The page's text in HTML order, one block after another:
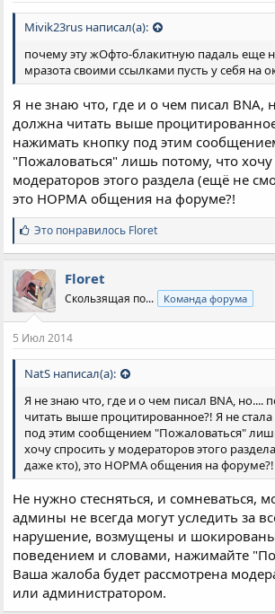
Mivik23rus написал(а):
почему эту жОфто-блакитную падаль еще
мразота своими ссылками пусть у себя на
Я не знаю что, где и о чем писал BNA,
должна читать выше
нажимать кнопку под этим
"Пожаловаться" лишь потому, что хочу
модераторов этого раздела (ещё не
это НОРМА общения на форуме?!
С
и
м
п
а
т
и
:
Это понравилось Floret
Floret
Скользящая по... Команда форума
5 Июл 2014
NatS написал(а):
Я не знаю что, где и о чем писал BNA, но....
читать выше процитированное?! Я не
под этим сообщением "Пожаловаться"
хочу спросить у модераторов этого
даже кто), это НОРМА общения на форуме?!
Не нужно стесняться, и сомневаться,
админы не всегда могут уследить за
нарушение, возмущены и
поведением и словами, нажимайте
Ваша жалоба будет рассмотрена
или администратором.